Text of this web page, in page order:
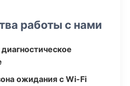
работы с нами
ожидания с Wi-Fi